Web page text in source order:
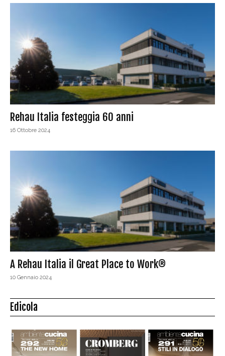
Rehau Italia festeggia 60 anni
16 Ottobre 2024
A Rehau Italia il Great Place to Work®
10 Gennaio 2024
Edicola